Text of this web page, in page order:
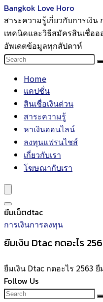
Bangkok Love Horo
สาระความรู้เกี่ยวกับการเงิน
เทคนิคและวิธีสมัครสินเชื่อ
อัพเดตข้อมูลทุกสัปดาห์
Home
แคปชั่น
สินเชื่อเงินด่วน
สาระความรู้
หาเงินออนไลน์
ลงทุนแฟรนไชส์
เกี่ยวกับเรา
โฆษณากับเรา
ยืมเน็ตdtac
การเงินการลงทุน
ยืมเงิน Dtac กดอะไร
ยืมเงิน Dtac กดอะไร 2563
Follow Us